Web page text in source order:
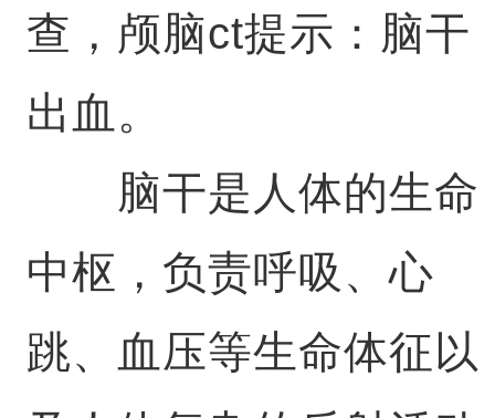
查，颅脑ct提示：脑干
出血。
脑干是人体的生命
中枢，负责呼吸、心
跳、血压等生命体征以